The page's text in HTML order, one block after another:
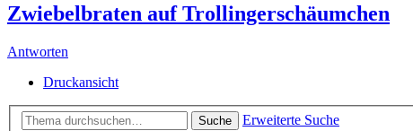
Zwiebelbraten auf Trollingerschäumchen
Antworten
Druckansicht
Suche
Erweiterte Suche